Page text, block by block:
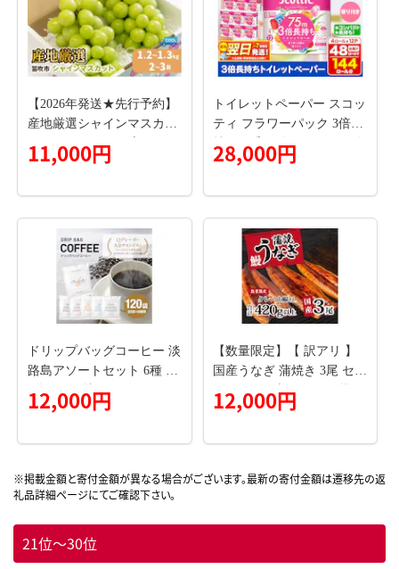
【2026年発送★先行予約】
産地厳選シャインマスカッ
ト1.2kg～1.3kg（2房～3
房）※沖縄・離島配送不可
11,000円
トイレットペーパー スコッ
ティ フラワーパック 3倍長
持ち〈香り付〉4ロール(ダ
ブル)×12パック 日用品 最
ーパー 日本製紙クレシア]
28,000円
ドリップバッグコーヒー 淡
路島アソートセット 6種 12
0袋 飲み比べ コーヒー
12,000円
【数量限定】【 訳アリ 】
国産うなぎ 蒲焼き 3尾 セッ
ト ( 420g ) 大きさ の不揃い
タレ・山椒付き ウナギ 鰻
1ya]
12,000円
21位～30位